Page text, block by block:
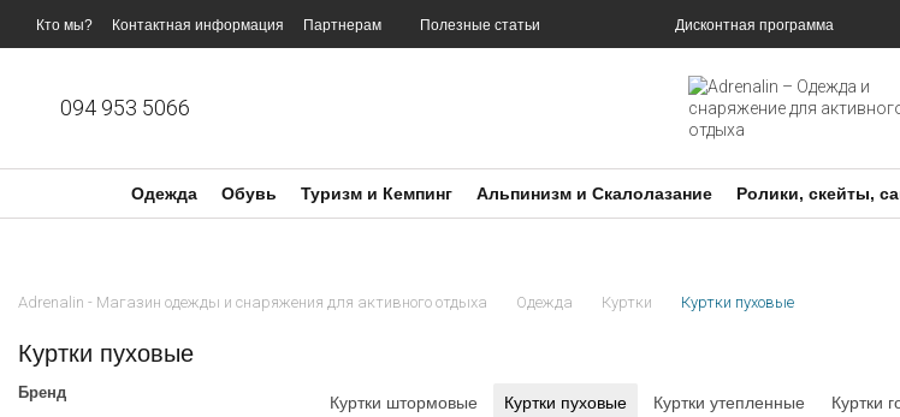
Перейти к основному контенту
Кто мы? Контактная информация Партнерам Полезные статьи Дисконтная программа
094 953 5066
Одежда Обувь Туризм и Кемпинг Альпинизм и Скалолазание Ролики, скейты,
Adrenalin - Магазин одежды и снаряжения для активного отдыха Одежда Куртки Куртки пуховые
Куртки пуховые
Куртки штормовые Куртки пуховые Куртки утепленные Куртки
Бренд